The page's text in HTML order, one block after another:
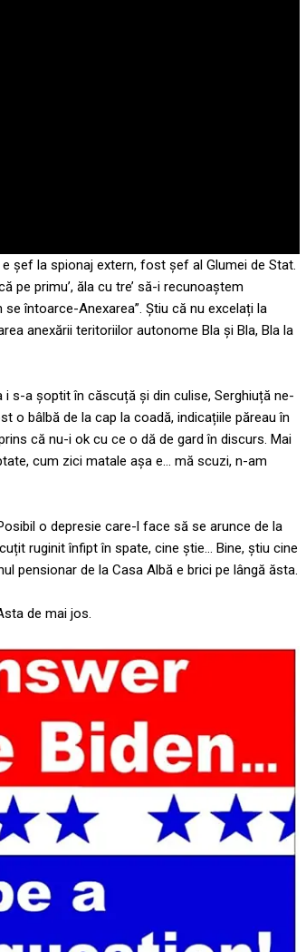
șef la spionaj extern, fost șef al Glumei de Stat.
pe primu’, ăla cu tre’ să-i recunoaștem
întoarce-Anexarea”. Știu că nu excelați la
anexării teritoriilor autonome Bla și Bla, Bla la
i s-a șoptit în căscuță și din culise, Serghiuță ne-
o bâlbă de la cap la coadă, indicațiile păreau în
că nu-i ok cu ce o dă de gard în discurs. Mai
cum zici matale așa e… mă scuzi, n-am
o depresie care-l face să se arunce de la
ruginit înfipt în spate, cine știe… Bine, știu cine
pensionar de la Casa Albă e brici pe lângă ăsta.
de mai jos.